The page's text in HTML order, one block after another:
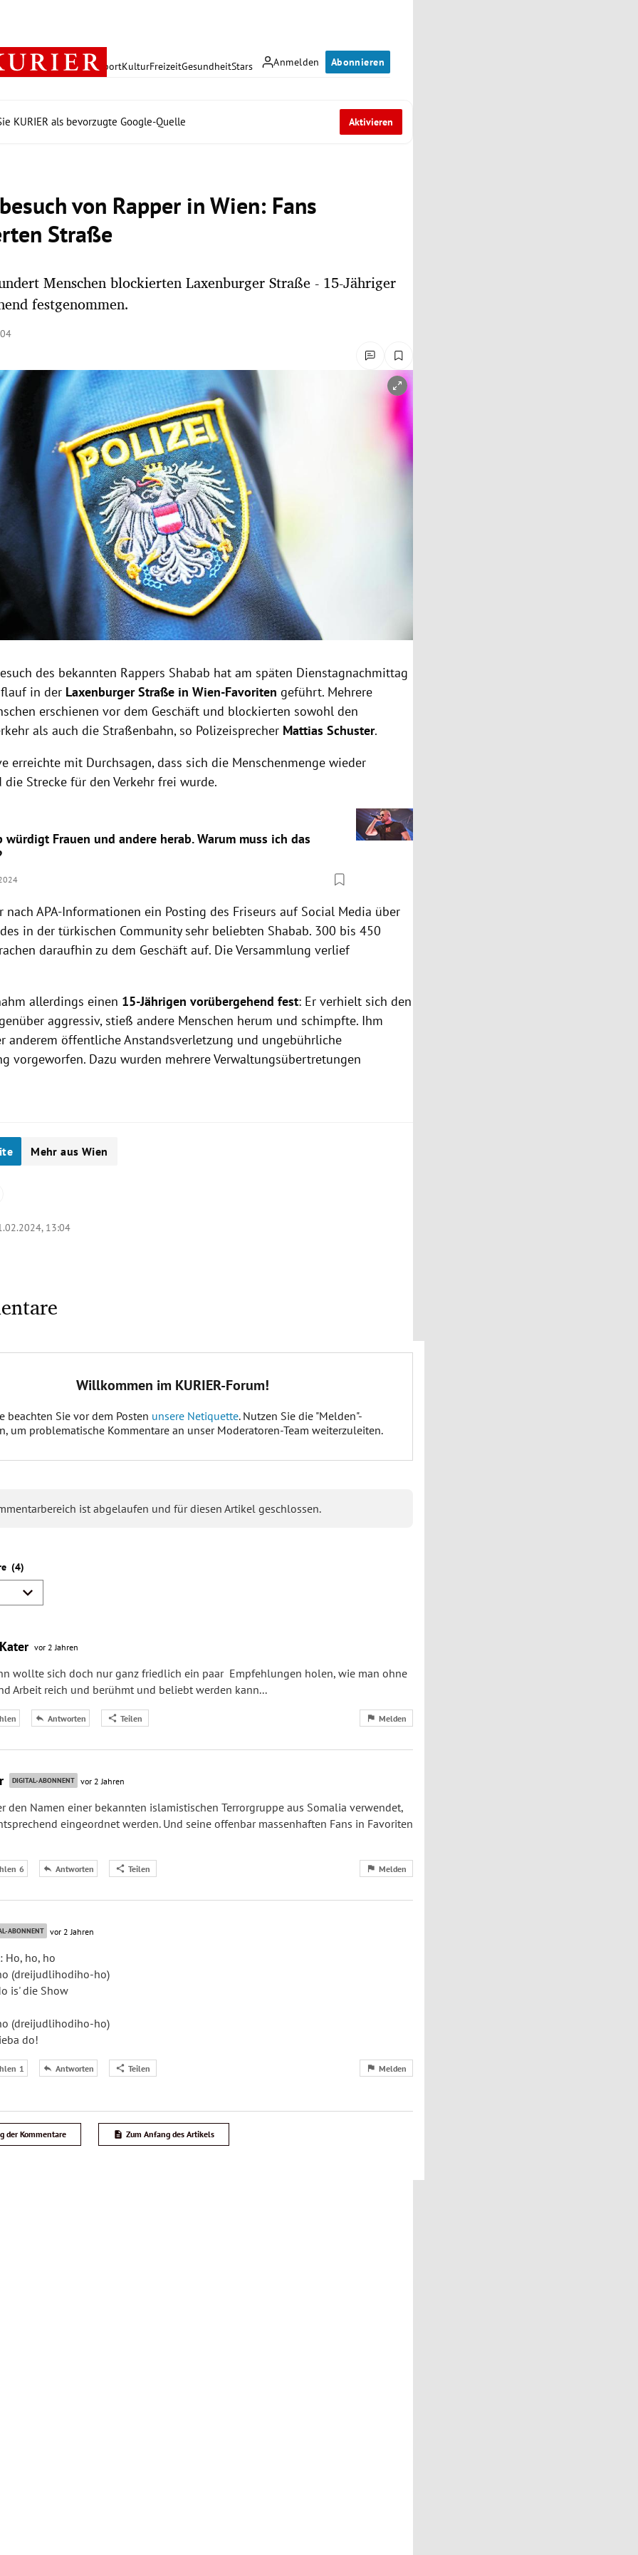
Anmelden Abonnieren
PolitikWirtschaft SportKulturFreizeitGesundheitStars
KURIER als bevorzugte Google-Quelle Aktivieren
von Rapper in Wien: Fans
Straße
Menschen blockierten Laxenburger Straße - 15-Jähriger
festgenommen.
öffnen/schließen
des bekannten Rappers Shabab hat am späten Dienstagnachmittag
in der Laxenburger Straße in Wien-Favoriten geführt. Mehrere
erschienen vor dem Geschäft und blockierten sowohl den
als auch die Straßenbahn, so Polizeisprecher Mattias Schuster.
erreichte mit Durchsagen, dass sich die Menschenmenge wieder
Strecke für den Verkehr frei wurde.
würdigt Frauen und andere herab. Warum muss ich das
nach APA-Informationen ein Posting des Friseurs auf Social Media über
in der türkischen Community sehr beliebten Shabab. 300 bis 450
daraufhin zu dem Geschäft auf. Die Versammlung verlief
allerdings einen 15-Jährigen vorübergehend fest: Er verhielt sich den
aggressiv, stieß andere Menschen herum und schimpfte. Ihm
anderem öffentliche Anstandsverletzung und ungebührliche
vorgeworfen. Dazu wurden mehrere Verwaltungsübertretungen
Mehr aus Wien
13:04